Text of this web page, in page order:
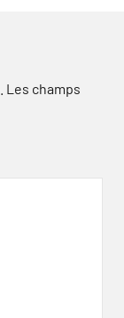
Les champs